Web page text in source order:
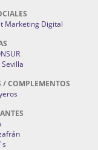
Marketing Digital
/ COMPLEMENTOS